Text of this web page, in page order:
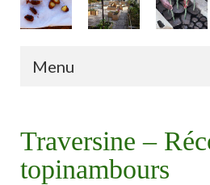
Menu
Traversine –
topinambours